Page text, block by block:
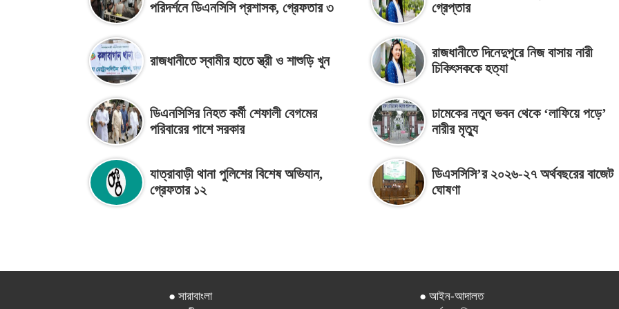
পরিদর্শনে ডিএনসিসি প্রশাসক, গ্রেফতার ৩
গ্রেপ্তার
রাজধানীতে স্বামীর হাতে স্ত্রী ও শাশুড়ি খুন
রাজধানীতে দিনেদুপুরে নিজ বাসায় নারী
চিকিৎসককে হত্যা
ডিএনসিসির নিহত কর্মী শেফালী বেগমের
পরিবারের পাশে সরকার
ঢামেকের নতুন ভবন থেকে ‘লাফিয়ে পড়ে’
নারীর মৃত্যু
যাত্রাবাড়ী থানা পুলিশের বিশেষ অভিযান,
গ্রেফতার ১২
ডিএসসিসি’র ২০২৬-২৭ অর্থবছরের বাজেট
ঘোষণা
● সারাবাংলা
● আইন-আদালত